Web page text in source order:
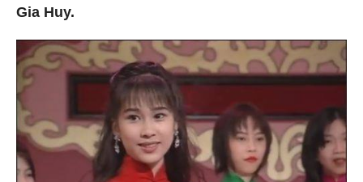
Gia Huy.